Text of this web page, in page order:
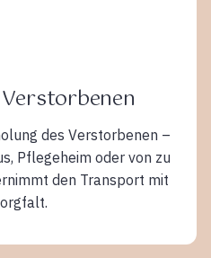
des Verstorbenen –
Pflegeheim oder von zu
den Transport mit